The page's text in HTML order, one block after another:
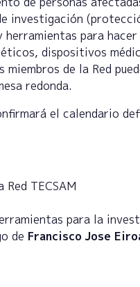
investigación
para
dispositivos
de la Red
redonda.
el calendario
TECSAM
para la
de Francisco Jose